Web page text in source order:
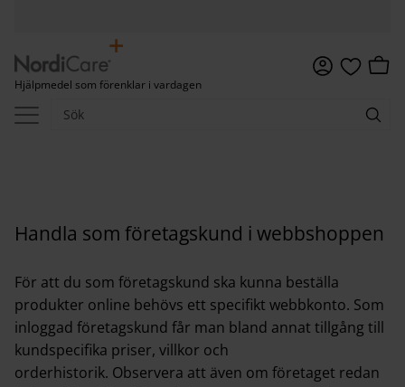
Hjälpmedel som förenklar i vardagen
Favoriter
Handla som företagskund i webbshoppen
För att du som företagskund ska kunna beställa
produkter online behövs ett specifikt webbkonto. Som
inloggad företagskund får man bland annat tillgång till
kundspecifika priser, villkor och
orderhistorik. Observera att även om företaget redan